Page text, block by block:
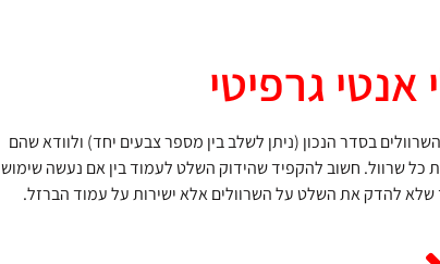
גרפיטי
בסדר הנכון (ניתן לשלב בין מספר צבעים יחד) ולוודא שהם
שרוול. חשוב להקפיד שהידוק השלט לעמוד בין אם נעשה שימוש
להדק את השלט על השרוולים אלא ישירות על עמוד הברזל.